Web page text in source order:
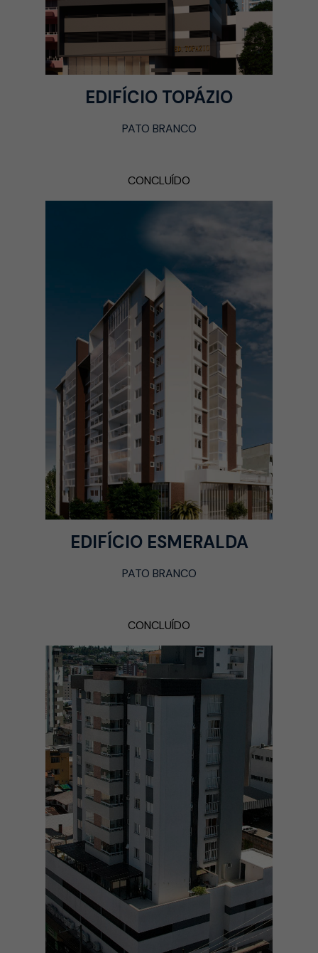
EDIFÍCIO TOPÁZIO
PATO BRANCO
CONCLUÍDO
EDIFÍCIO ESMERALDA
PATO BRANCO
CONCLUÍDO